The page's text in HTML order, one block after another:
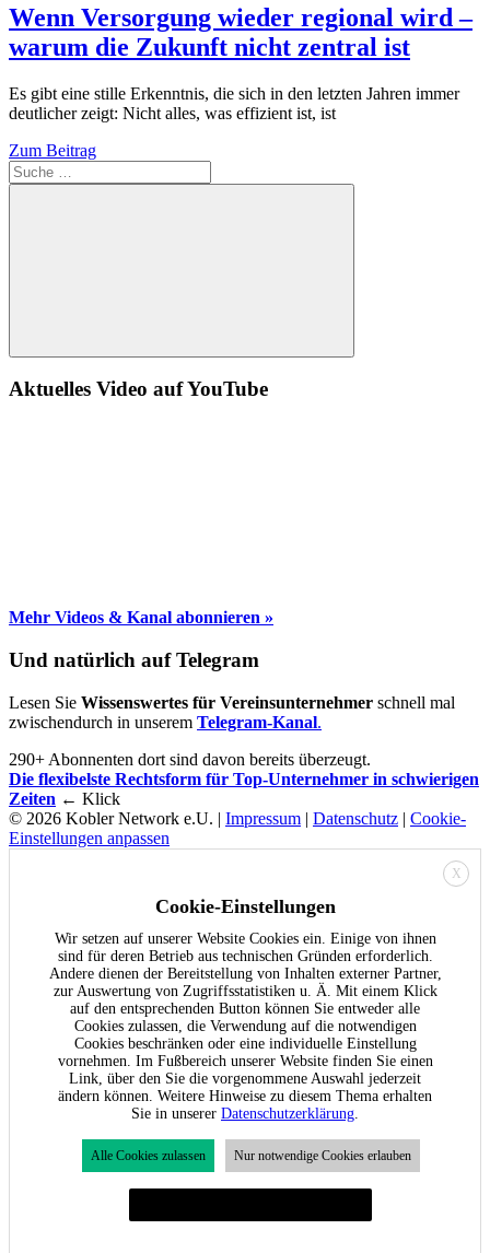
Wenn Versorgung wieder regional wird –
warum die Zukunft nicht zentral ist
Es gibt eine stille Erkenntnis, die sich in den letzten Jahren immer
deutlicher zeigt: Nicht alles, was effizient ist, ist
Zum Beitrag
Suche
Aktuelles Video auf YouTube
Mehr Videos & Kanal abonnieren »
Und natürlich auf Telegram
Lesen Sie Wissenswertes für Vereinsunternehmer schnell mal
zwischendurch in unserem Telegram-Kanal.
290+ Abonnenten dort sind davon bereits überzeugt.
Die flexibelste Rechtsform für Top-Unternehmer in schwierigen
Zeiten ← Klick
© 2026 Kobler Network e.U. | Impressum | Datenschutz | Cookie-
Einstellungen anpassen
X
Cookie-Einstellungen
Wir setzen auf unserer Website Cookies ein. Einige von ihnen
sind für deren Betrieb aus technischen Gründen erforderlich.
Andere dienen der Bereitstellung von Inhalten externer Partner,
zur Auswertung von Zugriffsstatistiken u. Ä. Mit einem Klick
auf den entsprechenden Button können Sie entweder alle
Cookies zulassen, die Verwendung auf die notwendigen
Cookies beschränken oder eine individuelle Einstellung
vornehmen. Im Fußbereich unserer Website finden Sie einen
Link, über den Sie die vorgenommene Auswahl jederzeit
ändern können. Weitere Hinweise zu diesem Thema erhalten
Sie in unserer Datenschutzerklärung
Alle Cookies zulassen Nur notwendige Cookies erlauben